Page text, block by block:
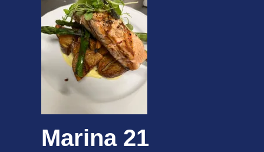
Marina 21